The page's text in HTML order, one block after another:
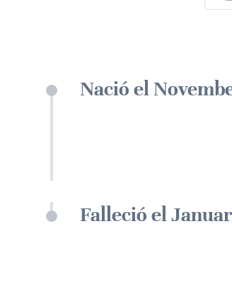
Nació el
Falleció el